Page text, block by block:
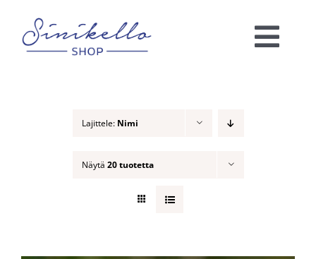
content
Lajittele: Nimi
Näytä 20 tuotetta